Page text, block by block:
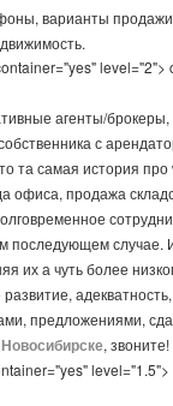
варианты
level="2">
агенты/
с
та самая история
офиса, продажа
последующем
их а чуть более
предложениями,
, звоните!